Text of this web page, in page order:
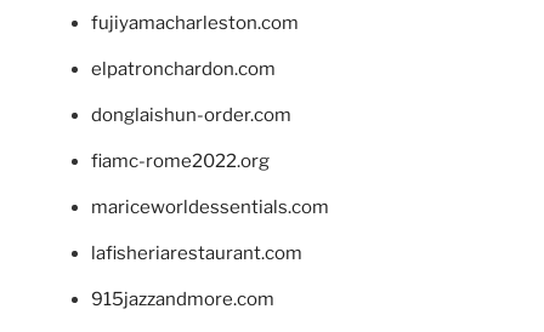
fujiyamacharleston.com
elpatronchardon.com
donglaishun-order.com
fiamc-rome2022.org
mariceworldessentials.com
lafisheriarestaurant.com
915jazzandmore.com